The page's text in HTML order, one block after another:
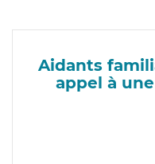
Aidants
appel à